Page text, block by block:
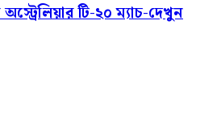
টি-২০ ম্যাচ-দেখুন